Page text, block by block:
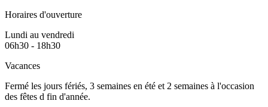
Horaires d'ouverture
Lundi au vendredi
06h30 - 18h30
Vacances
Fermé les jours fériés, 3 semaines en été et 2 semaines à l'occasion
des fêtes d fin d'année.